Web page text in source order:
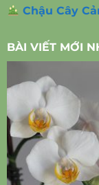
Chậu Cây
BÀI VIẾT MỚI